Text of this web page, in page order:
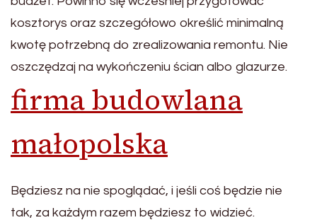
kosztorys oraz szczegółowo określić minimalną
kwotę potrzebną do zrealizowania remontu. Nie
oszczędzaj na wykończeniu ścian albo glazurze.
firma budowlana
małopolska
Będziesz na nie spoglądać, i jeśli coś będzie nie
tak, za każdym razem będziesz to widzieć.